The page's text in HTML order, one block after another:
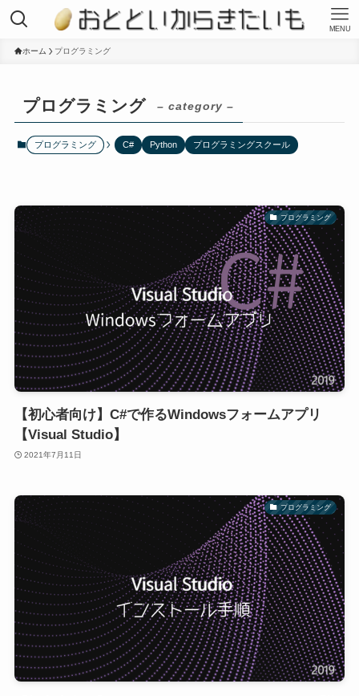
MENU
ホーム プログラミング
プログラミング – category –
プログラミング C# Python プログラミングスクール
プログラミング
【初心者向け】C#で作るWindowsフォームアプリ
【Visual Studio】
2021年7月11日
プログラミング